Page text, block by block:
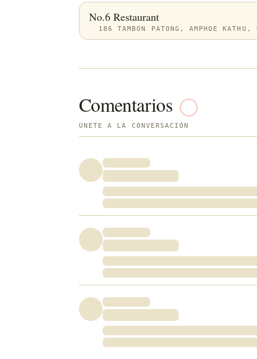
No.6 Restaurant
186 TAMBON PATONG, AMPHOE
Comentarios
ÚNETE A LA CONVERSACIÓN